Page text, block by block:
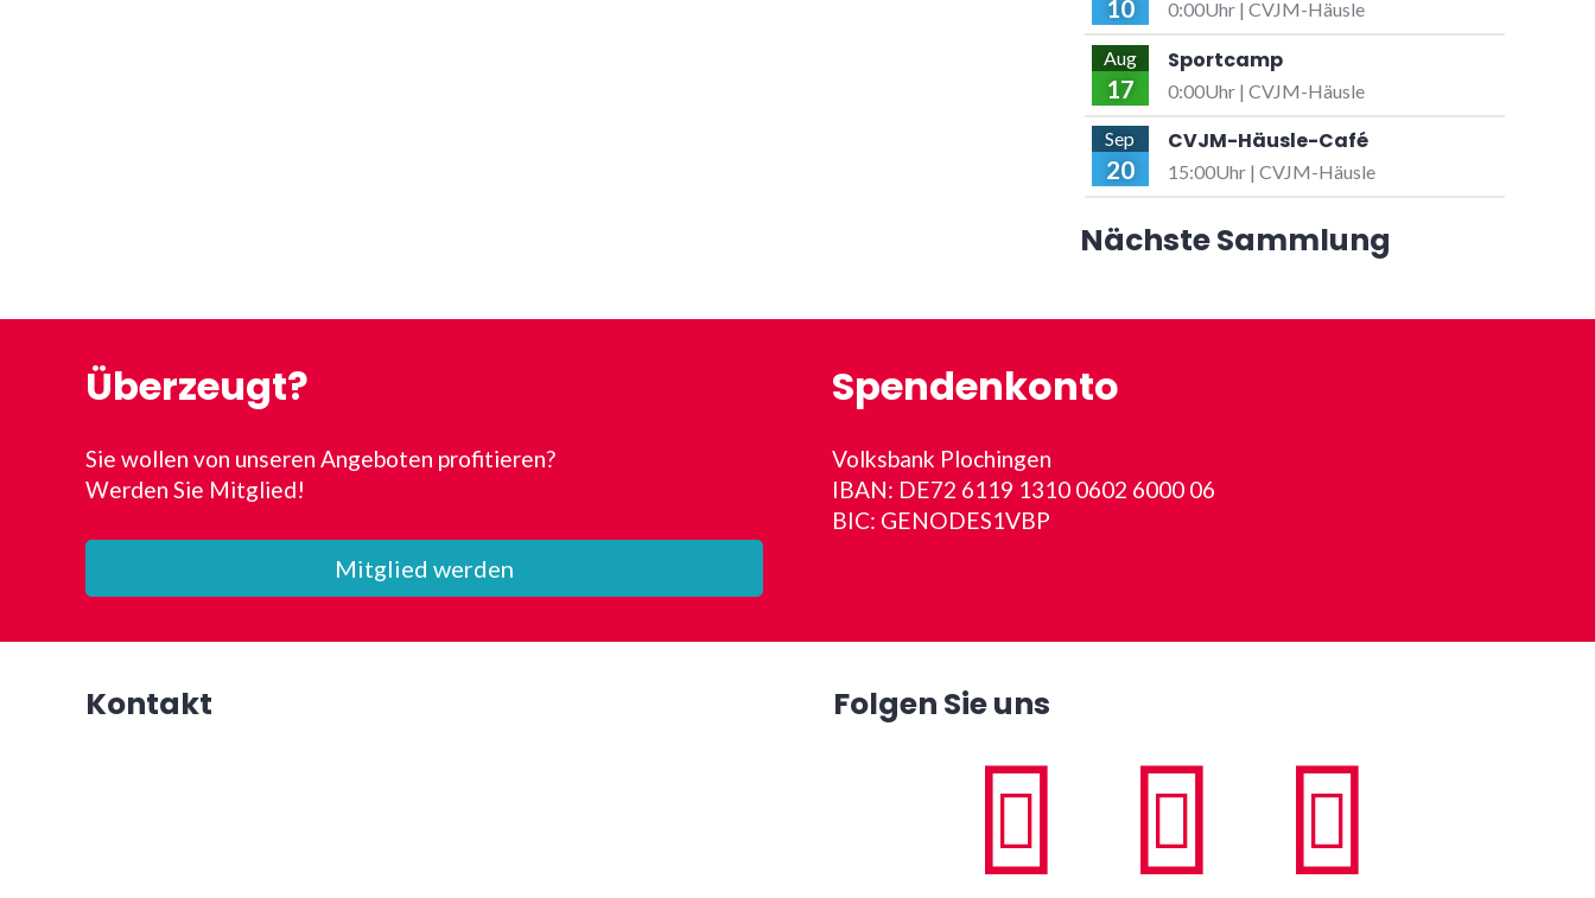
10 0:00Uhr | CVJM-Häusle
Aug
17
Sportcamp
0:00Uhr | CVJM-Häusle
Sep
20
CVJM-Häusle-Café
15:00Uhr | CVJM-Häusle
Nächste Sammlung
Überzeugt?
Sie wollen von unseren Angeboten profitieren?
Werden Sie Mitglied!
Mitglied werden
Spendenkonto
Volksbank Plochingen
IBAN: DE72 6119 1310 0602 6000 06
BIC: GENODES1VBP
Kontakt Folgen Sie uns